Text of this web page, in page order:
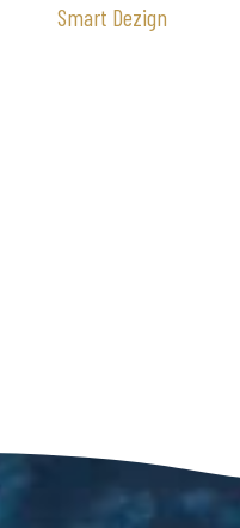
deSmart Dezign
nous intégrons la dimension